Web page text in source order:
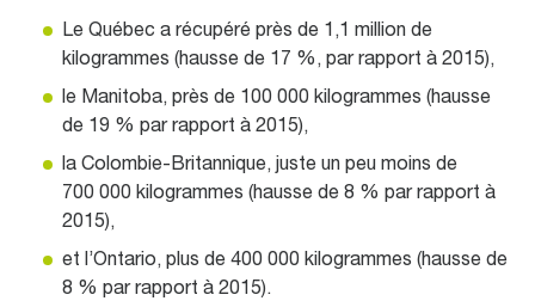
Le Québec a récupéré près de 1,1 million de
kilogrammes (hausse de 17 %, par rapport à 2015),
le Manitoba, près de 100 000 kilogrammes (hausse
de 19 % par rapport à 2015),
la Colombie-Britannique, juste un peu moins de
700 000 kilogrammes (hausse de 8 % par rapport à
2015),
et l’Ontario, plus de 400 000 kilogrammes (hausse de
8 % par rapport à 2015).